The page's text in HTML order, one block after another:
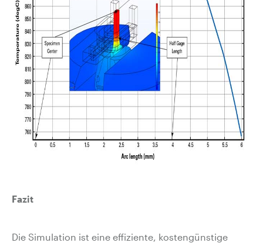
Fazit
Die Simulation ist eine effiziente, kostengünstige